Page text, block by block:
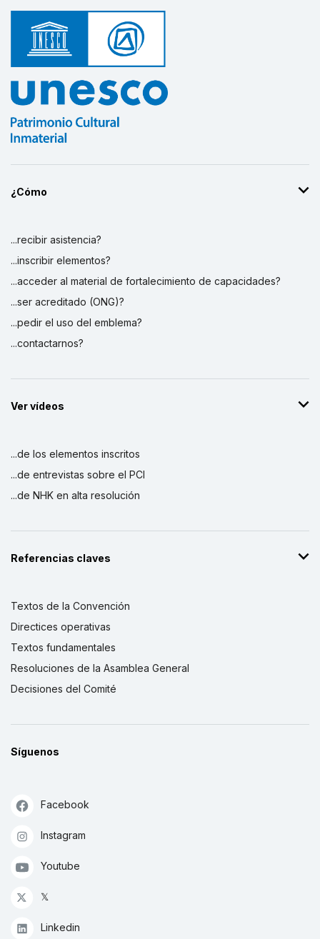
¿Cómo
...recibir asistencia?
...inscribir elementos?
...acceder al material de fortalecimiento de capacidades?
...ser acreditado (ONG)?
...pedir el uso del emblema?
...contactarnos?
Ver vídeos
...de los elementos inscritos
...de entrevistas sobre el PCI
...de NHK en alta resolución
Referencias claves
Textos de la Convención
Directices operativas
Textos fundamentales
Resoluciones de la Asamblea General
Decisiones del Comité
Síguenos
Facebook
Instagram
Youtube
𝕏
Linkedin